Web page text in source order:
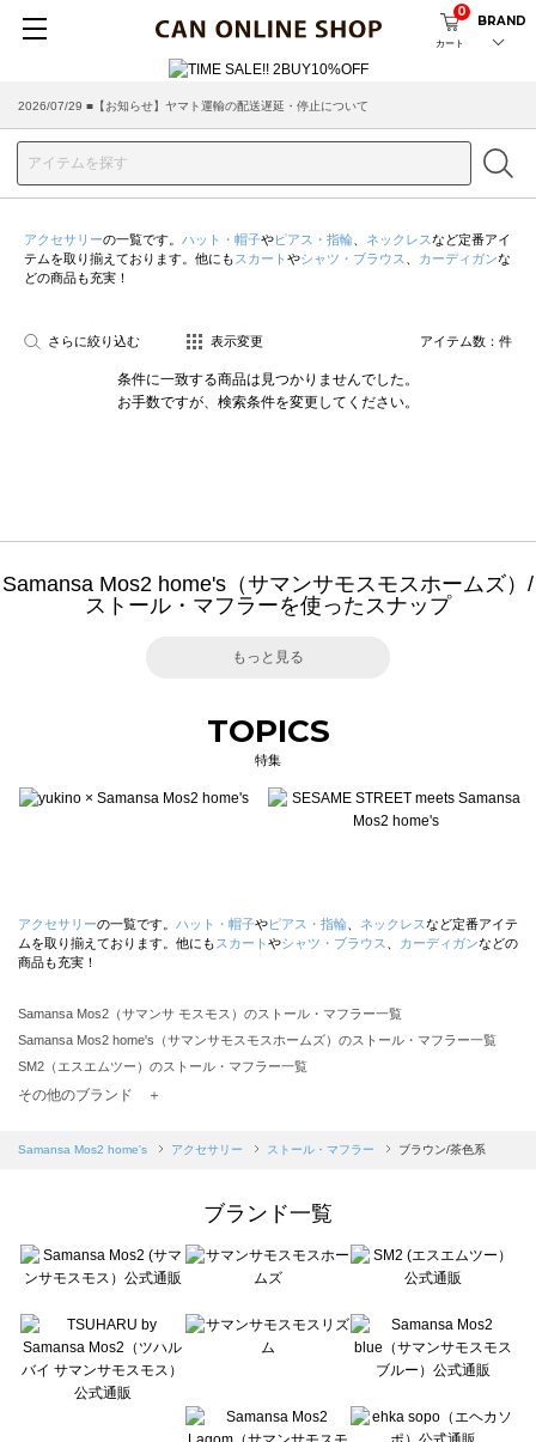
カート
0
BRAND
2026/07/29 ■【お知らせ】ヤマト運輸の配送遅延・停止について
アクセサリーの一覧です。 ハット・帽子やピアス・指輪 ネックレスなど定番アイ
テムを取り揃えております。他にも スカート やシャツ・ブラウス カーディガンな
どの商品も充実！
さらに絞り込む 表示変更 アイテム数： 件
条件に一致する商品は見つかりませんでした。
お手数ですが、検索条件を変更してください。
Samansa Mos2 home's（サマンサモスモスホームズ）/
ストール・マフラーを使ったスナップ
もっと見る
TOPICS
特集
アクセサリーの一覧です。 ハット・帽子やピアス・指輪 ネックレスなど定番アイテ
ムを取り揃えております。他にも スカート やシャツ・ブラウス カーディガンなどの
商品も充実！
Samansa Mos2（サマンサ モスモス）のストール・マフラー一覧
Samansa Mos2 home's（サマンサモスモスホームズ）のストール・マフラー一覧
SM2（エスエムツー）のストール・マフラー一覧
Samansa Mos2 blue（サマンサモスモス ブルー）のストール・マフラー一覧
sō4ū（ソウフォーユー）のストール・マフラー一覧
Te chichi（テチチ）のストール・マフラー一覧
Te chichi CLASSIC（テチチ クラシック）のストール・マフラー一覧
Lugnoncure（ルノンキュール）のストール・マフラー一覧
BETTY'S BLUE（べティーズブルー）のストール・マフラー一覧
Wpc.（ワールドパーティー）のストール・マフラー一覧
その他のブランド ＋
Samansa Mos2 home's アクセサリー ストール・マフラー ブラウン/茶色系
ブランド一覧